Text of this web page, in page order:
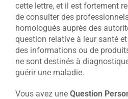
cette lettre, et il est fortement
de consulter des
homologués auprès des
question relative à leur santé
des informations ou de
ne sont destinés à
guérir une maladie.
Vous avez une Question